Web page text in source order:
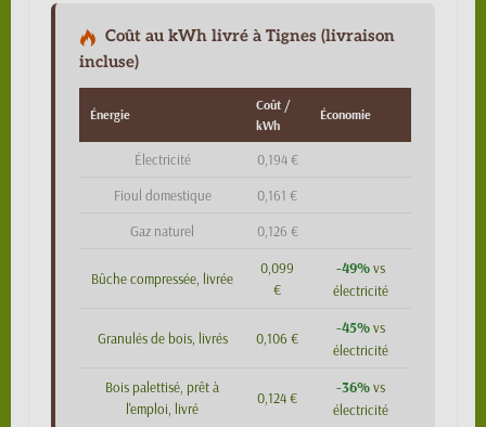
Coût au kWh livré à Tignes (livraison
incluse)
Énergie
Coût /
kWh
Économie
Électricité 0,194 €
Fioul domestique 0,161 €
Gaz naturel 0,126 €
Bûche compressée, livrée
0,099
€
-49%vs
électricité
Granulés de bois, livrés 0,106 €
-45%vs
électricité
Bois palettisé, prêt à
l'emploi, livré
0,124 €
-36%vs
électricité